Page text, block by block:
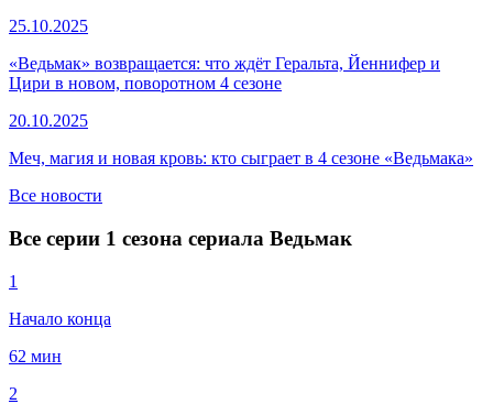
25.10.2025
«Ведьмак» возвращается: что ждёт Геральта, Йеннифер и
Цири в новом, поворотном 4 сезоне
20.10.2025
Меч, магия и новая кровь: кто сыграет в 4 сезоне «Ведьмака»
Все новости
Все серии 1 сезона сериала Ведьмак
1
Начало конца
62 мин
2